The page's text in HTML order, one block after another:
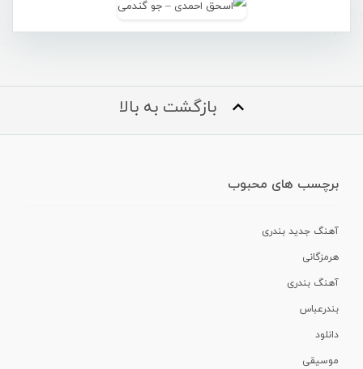
بازگشت به بالا
برچسب های محبوب
آهنگ جدید بندری
هرمزگانی
آهنگ بندری
بندرعباس
دانلود
موسیقی